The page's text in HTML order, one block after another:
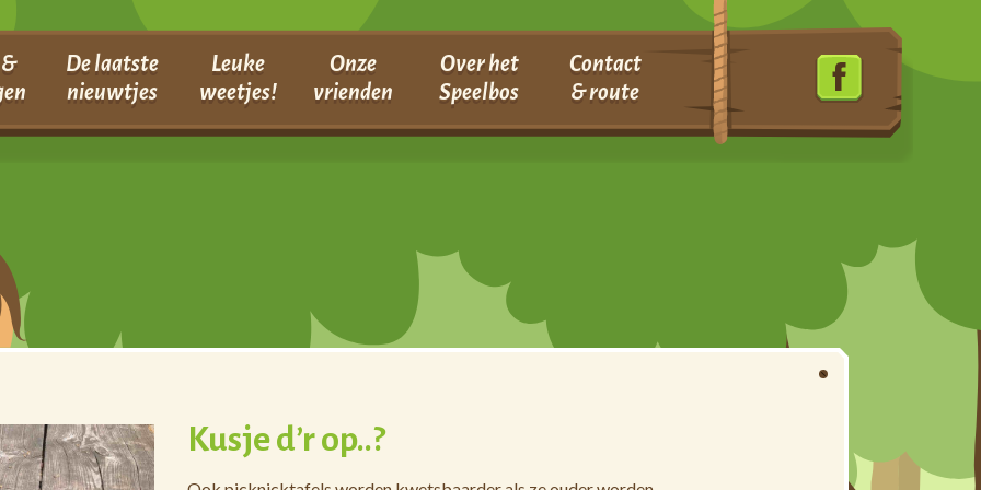
De laatste
nieuwtjes
Leuke
weetjes!
Onze
vrienden
Over het
Speelbos
Contact
& route
Kusje d’r op..?